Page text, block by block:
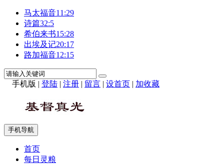
马太福音11:29
诗篇32:5
希伯来书15:28
出埃及记20:17
路加福音12:15
手机版 | 登陆 | 注册 | 留言 | 设首页 | 加收藏
手机导航
首页
每日灵粮